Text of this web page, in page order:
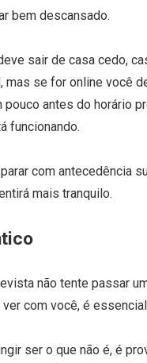
bem descansado.
sair de casa cedo,
mas se for online você
pouco antes do horário
funcionando.
com antecedência
mais tranquilo.
não tente passar
ver com você, é
ser o que não é, é